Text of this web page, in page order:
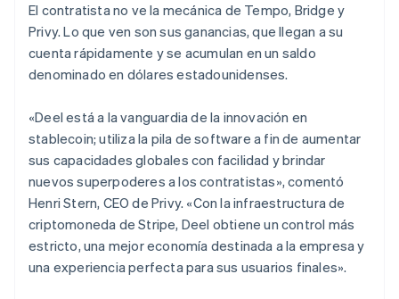
El contratista no ve la mecánica de Tempo, Bridge y
Privy. Lo que ven son sus ganancias, que llegan a su
cuenta rápidamente y se acumulan en un saldo
denominado en dólares estadounidenses.
«Deel está a la vanguardia de la innovación en
stablecoin; utiliza la pila de software a fin de aumentar
sus capacidades globales con facilidad y brindar
nuevos superpoderes a los contratistas», comentó
Henri Stern, CEO de Privy. «Con la infraestructura de
criptomoneda de Stripe, Deel obtiene un control más
estricto, una mejor economía destinada a la empresa y
una experiencia perfecta para sus usuarios finales».
Lituania
English
Luxemburgo
FrançaisDeutschEnglish
Malta
English
México
EspañolEnglish
Noruega
English
Nueva Zelandia
English
Países Bajos